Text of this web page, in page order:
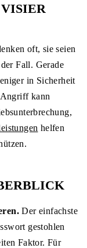
oft, sie seien
Fall. Gerade
in Sicherheit
kann
helfen
Der einfachste
gestohlen
Faktor. Für